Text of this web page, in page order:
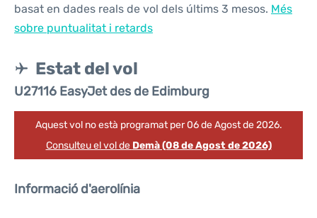
basat en dades reals de vol dels últims 3 mesos. Més
sobre puntualitat i retards
Estat del vol
U27116 EasyJet des de Edimburg
Aquest vol no està programat per 06 de Agost de 2026.
Consulteu el vol de Demà (08 de Agost de 2026)
Informació d'aerolínia